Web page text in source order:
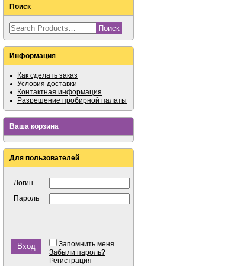
Поиск
Информация
Как сделать заказ
Условия доставки
Контактная информация
Разрешение пробирной палаты
Ваша корзина
Для пользователей
Логин
Пароль
Запомнить меня
Забыли пароль?
Регистрация